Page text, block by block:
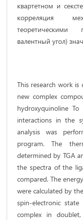
квартетном и
корреляция
теоретическими
валентный угол)
This research work
new complex
hydroxyquinoline
interactions in the
analysis was
program. The
determined by TGA
the spectra of the
compared. The
were calculated by
spin-electronic
complex in